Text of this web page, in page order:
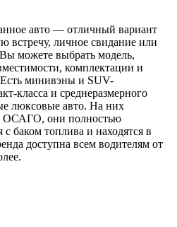
авто — отличный вариант
встречу, личное свидание или
можете выбрать модель,
комплектации и
минивэны и SUV-
класса и среднеразмерного
люксовые авто. На них
ОСАГО, они полностью
баком топлива и находятся в
доступна всем водителям от